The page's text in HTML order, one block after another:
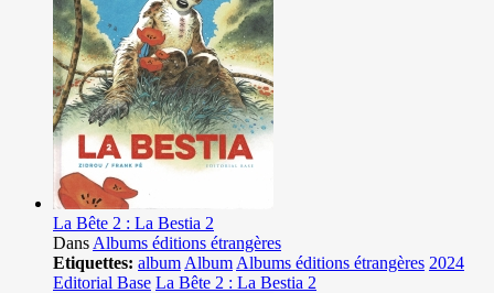
La Bête 2 : La Bestia 2
Dans Albums éditions étrangères
Etiquettes: album Album Albums éditions étrangères 2024
Editorial Base La Bête 2 : La Bestia 2